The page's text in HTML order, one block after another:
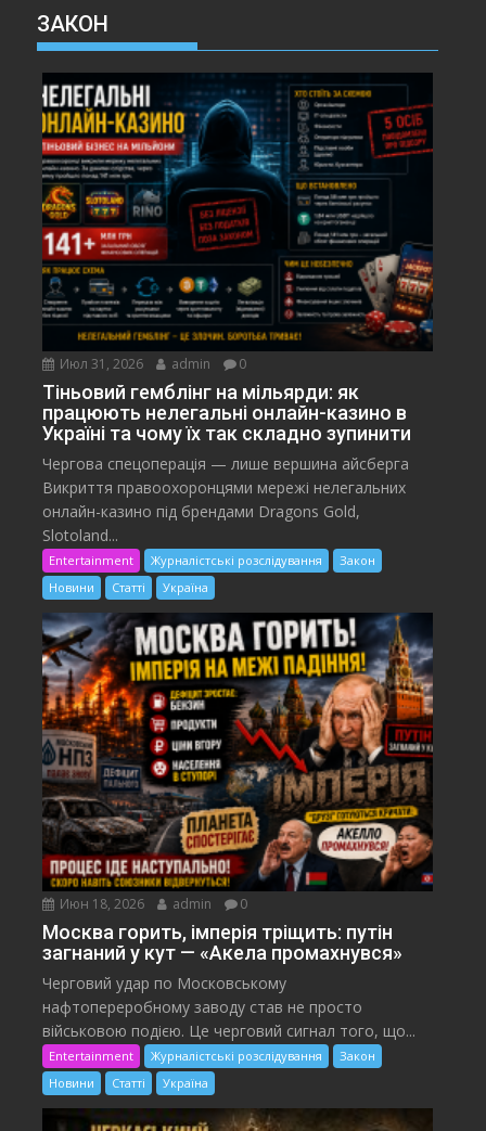
ЗАКОН
Июл 31, 2026 admin 0
Тіньовий гемблінг на мільярди: як
працюють нелегальні онлайн-казино в
Україні та чому їх так складно зупинити
Чергова спецоперація — лише вершина айсберга
Викриття правоохоронцями мережі нелегальних
онлайн-казино під брендами Dragons Gold,
Slotoland...
Entertainment Журналістські розслідування
Закон
Новини
Статті Україна
Июн 18, 2026 admin 0
Москва горить, імперія тріщить: путін
загнаний у кут — «Акела промахнувся»
Черговий удар по Московському
нафтопереробному заводу став не просто
військовою подією. Це черговий сигнал того, що...
Entertainment Журналістські розслідування
Закон
Новини
Статті Україна